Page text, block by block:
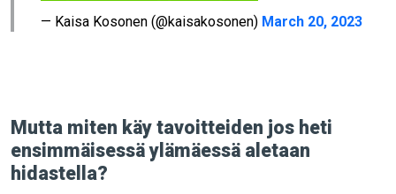
— Kaisa Kosonen (@kaisakosonen) March 20, 2023
Mutta miten käy tavoitteiden jos heti
ensimmäisessä ylämäessä aletaan
hidastella?